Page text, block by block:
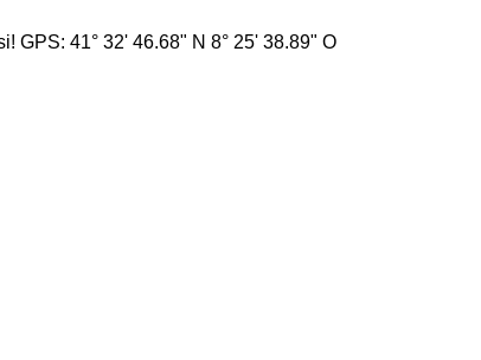
GPS: 41° 32' 46.68" N 8° 25' 38.89" O